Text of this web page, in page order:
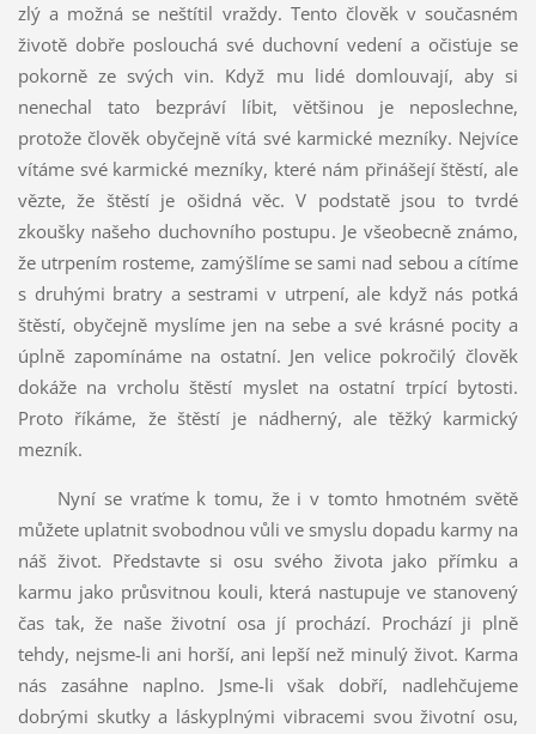
zlý a možná se neštítil vraždy. Tento člověk v současném
životě dobře poslouchá své duchovní vedení a očisťuje se
pokorně ze svých vin. Když mu lidé domlouvají, aby si
nenechal tato bezpráví líbit, většinou je neposlechne,
protože člověk obyčejně vítá své karmické mezníky. Nejvíce
vítáme své karmické mezníky, které nám přinášejí štěstí, ale
vězte, že štěstí je ošidná věc. V podstatě jsou to tvrdé
zkoušky našeho duchovního postupu. Je všeobecně známo,
že utrpením rosteme, zamýšlíme se sami nad sebou a cítíme
s druhými bratry a sestrami v utrpení, ale když nás potká
štěstí, obyčejně myslíme jen na sebe a své krásné pocity a
úplně zapomínáme na ostatní. Jen velice pokročilý člověk
dokáže na vrcholu štěstí myslet na ostatní trpící bytosti.
Proto říkáme, že štěstí je nádherný, ale těžký karmický
mezník.
Nyní se vraťme k tomu, že i v tomto hmotném světě
můžete uplatnit svobodnou vůli ve smyslu dopadu karmy na
náš život. Představte si osu svého života jako přímku a
karmu jako průsvitnou kouli, která nastupuje ve stanovený
čas tak, že naše životní osa jí prochází. Prochází ji plně
tehdy, nejsme-li ani horší, ani lepší než minulý život. Karma
nás zasáhne naplno. Jsme-li však dobří, nadlehčujeme
dobrými skutky a láskyplnými vibracemi svou životní osu,